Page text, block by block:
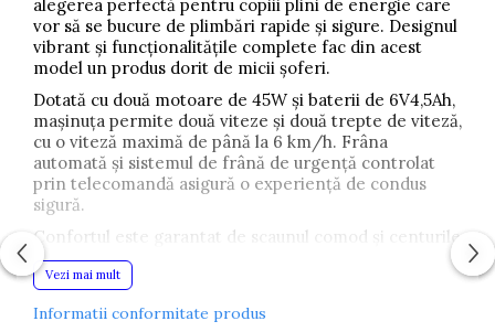
alegerea perfectă pentru copiii plini de energie care
vor să se bucure de plimbări rapide și sigure. Designul
vibrant și funcționalitățile complete fac din acest
model un produs dorit de micii șoferi.
Dotată cu două motoare de 45W și baterii de 6V4,5Ah,
mașinuța permite două viteze și două trepte de viteză,
cu o viteză maximă de până la 6 km/h. Frâna
automată și sistemul de frână de urgență controlat
prin telecomandă asigură o experiență de condus
sigură.
Confortul este garantat de scaunul comod și centurile
de siguranță, iar roțile din plastic asigură stabilitate și
manevrabilitate. Telecomanda cu bandă de cauciuc
Vezi mai mult
Informatii conformitate produs